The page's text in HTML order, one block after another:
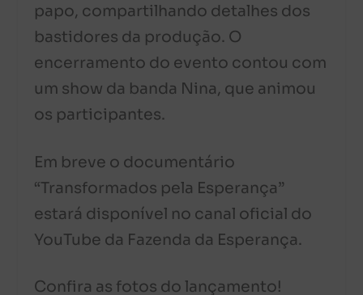
papo, compartilhando detalhes dos
bastidores da produção. O
encerramento do evento contou com
um show da banda Nina, que animou
os participantes.
Em breve o documentário
“Transformados pela Esperança”
estará disponível no canal oficial do
YouTube da Fazenda da Esperança.
Confira as fotos do lançamento!